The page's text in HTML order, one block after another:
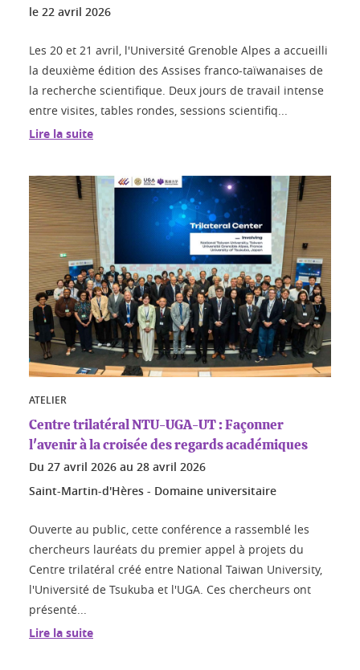
le 22 avril 2026
Les 20 et 21 avril, l'Université Grenoble Alpes a accueilli
la deuxième édition des Assises franco-taïwanaises de
la recherche scientifique. Deux jours de travail intense
entre visites, tables rondes, sessions scientifiq...
Lire la suite
ATELIER
Centre trilatéral NTU-UGA-UT : Façonner
l'avenir à la croisée des regards académiques
Du 27 avril 2026 au 28 avril 2026
Saint-Martin-d'Hères - Domaine universitaire
Ouverte au public, cette conférence a rassemblé les
chercheurs lauréats du premier appel à projets du
Centre trilatéral créé entre National Taiwan University,
l'Université de Tsukuba et l'UGA. Ces chercheurs ont
présenté...
Lire la suite